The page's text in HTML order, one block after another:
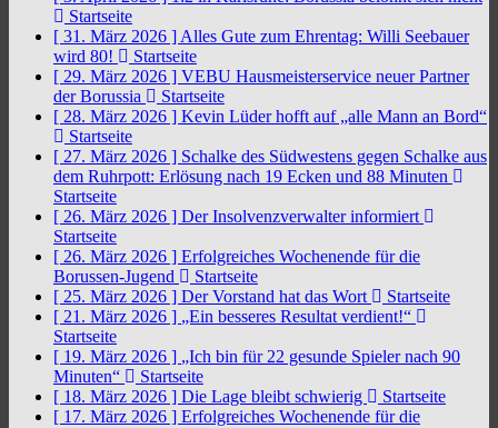
Startseite
[ 31. März 2026 ] Alles Gute zum Ehrentag: Willi Seebauer
wird 80!
Startseite
[ 29. März 2026 ] VEBU Hausmeisterservice neuer Partner
der Borussia
Startseite
[ 28. März 2026 ] Kevin Lüder hofft auf „alle Mann an Bord“
Startseite
[ 27. März 2026 ] Schalke des Südwestens gegen Schalke aus
dem Ruhrpott: Erlösung nach 19 Ecken und 88 Minuten
Startseite
[ 26. März 2026 ] Der Insolvenzverwalter informiert
Startseite
[ 26. März 2026 ] Erfolgreiches Wochenende für die
Borussen-Jugend
Startseite
[ 25. März 2026 ] Der Vorstand hat das Wort
Startseite
[ 21. März 2026 ] „Ein besseres Resultat verdient!“
Startseite
[ 19. März 2026 ] „Ich bin für 22 gesunde Spieler nach 90
Minuten“
Startseite
[ 18. März 2026 ] Die Lage bleibt schwierig
Startseite
[ 17. März 2026 ] Erfolgreiches Wochenende für die